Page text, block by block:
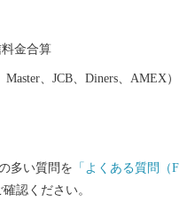
て、21世紀にふさわしい国際
んでいます。
料金合算
、JCB、Diners、AMEX）
多い質問を 「よくある質問（F
認ください。